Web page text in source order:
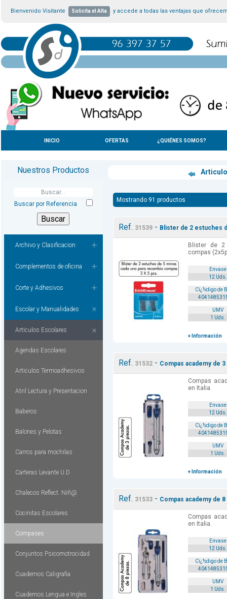
Bienvenido Visitante Solicita el Alta y accede a todas las ventajas que
INICIO OFERTAS ¿QUIÉNES SOMOS?
Nuestros Productos
Buscar por Referencia
Archivo y Clasificacion
Complementos de oficina
Corte y Adhesivos
Escolar y Manualidades
Articulos Escolares
Agendas Escolares
Articulos Termoadhesivos
Atril Lectura y Presentacion
Baberos
Balones y Pelotas
Carros para mochilas
Carteras Levante U.D
Chalecos Reflect. Niñ@
Cocinitas Escolares
Compases
Conjuntos Psicomotrocidad
Cuadernos Caligrafia
Cuadernos Lengua e Ingles
Mostrando 91 productos
Ref. 31539- Blister de 2 estuches
Blister de
compas
Envase
12 Uds.
Cï¿½digo de
UMV
1 Uds.
+ Información
Ref. 31532- Compas academy de
Compas
en Italia.
Envase
12 Uds.
Cï¿½digo de
UMV
1 Uds.
+ Información
Ref. 31533- Compas academy de
Compas
en Italia.
Envase
12 Uds.
Cï¿½digo de
UMV
1 Uds.